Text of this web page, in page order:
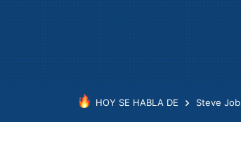
HOY SE HABLA DE Steve